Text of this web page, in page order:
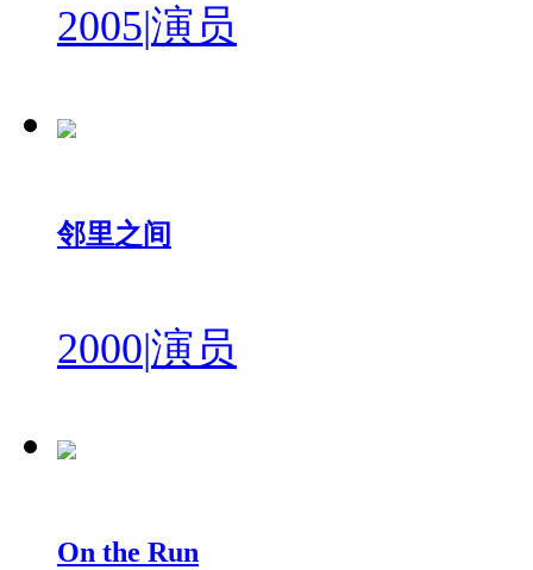
2005|演员
邻里之间
2000|演员
On the Run